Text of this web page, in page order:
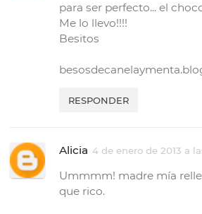
para ser perfecto... el
Me lo llevo!!!!
Besitos
RESPONDER
Alicia 4 de enero de 2013 a
Ummmm! madre mía
que rico.